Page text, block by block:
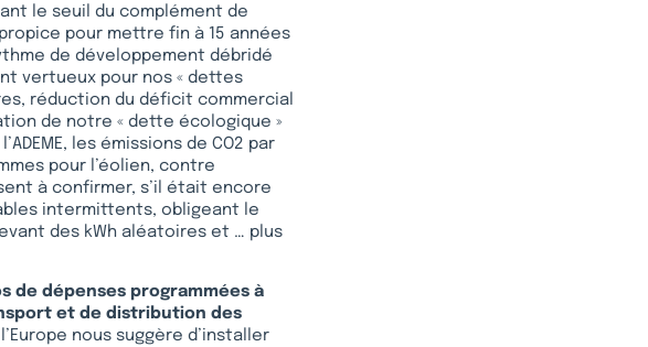
le seuil du complément de
pour mettre fin à 15 années
de développement débridé
vertueux pour nos « dettes
réduction du déficit commercial
de notre « dette écologique »
les émissions de CO2 par
pour l’éolien, contre
à confirmer, s’il était encore
intermittents, obligeant le
des kWh aléatoires et … plus
de dépenses programmées à
et de distribution des
nous suggère d’installer